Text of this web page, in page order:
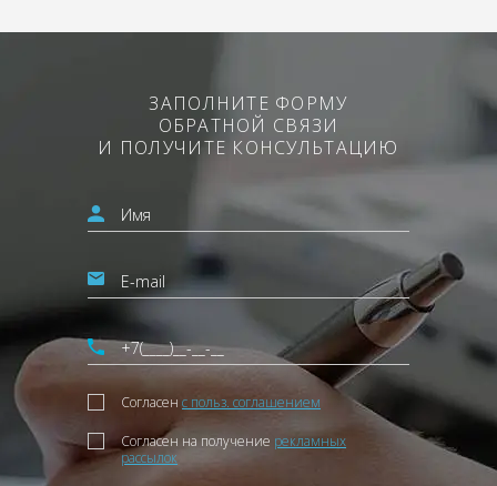
ЗАПОЛНИТЕ ФОРМУ
ОБРАТНОЙ СВЯЗИ
И ПОЛУЧИТЕ КОНСУЛЬТАЦИЮ
Согласен с польз. соглашением
Согласен на получение рекламных
рассылок